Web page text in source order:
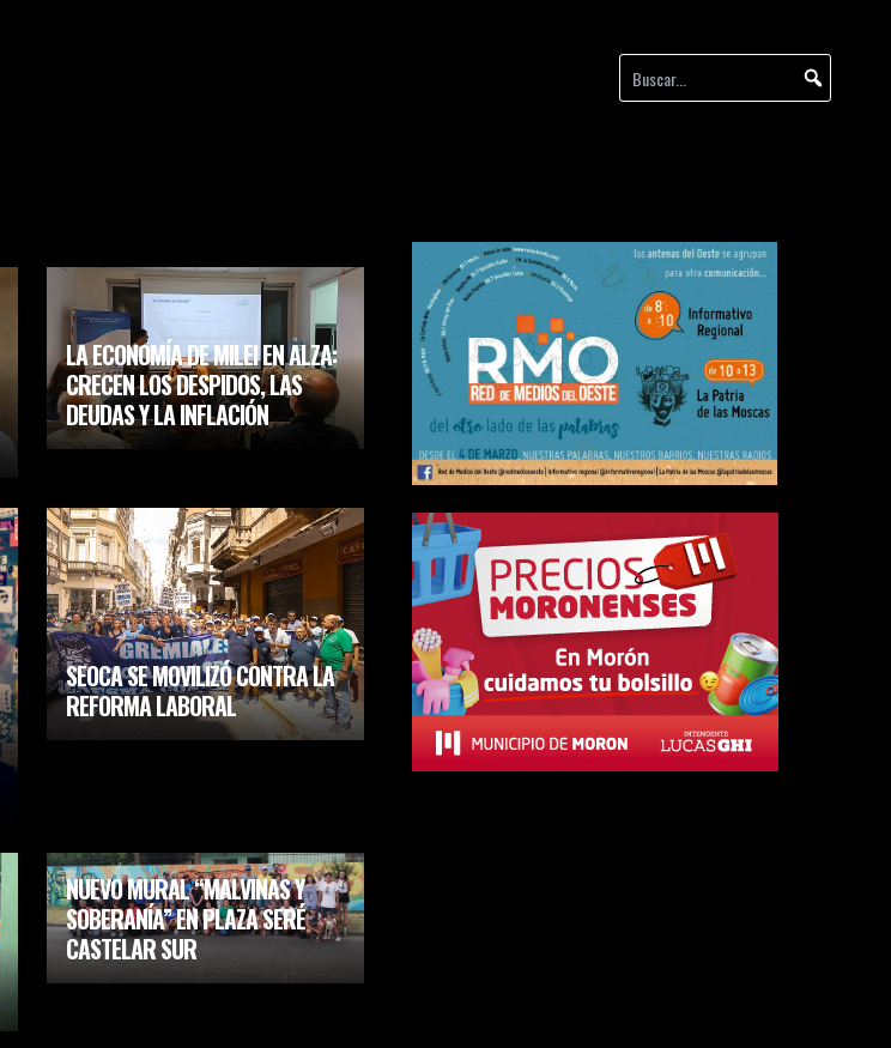
LA ECONOMÍA DE MILEI EN ALZA:
CRECEN LOS DESPIDOS, LAS
DEUDAS Y LA INFLACIÓN
SEOCA SE MOVILIZÓ CONTRA LA
REFORMA LABORAL
NUEVO MURAL “MALVINAS Y
SOBERANÍA” EN PLAZA SERÉ
CASTELAR SUR